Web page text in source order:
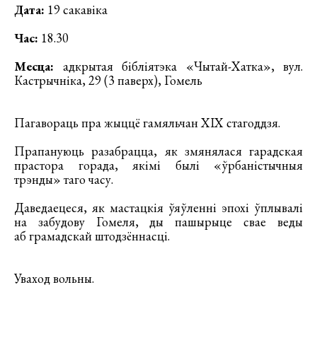
Дата: 19 сакавіка
Час: 18.30
Месца: адкрытая бібліятэка «Чытай-Хатка», вул.
Кастрычніка, 29 (3 паверх), Гомель
Пагавораць пра жыццё гамяльчан ХІХ стагоддзя.
Прапануюць разабрацца, як змянялася гарадская
прастора горада, якімі былі «ўрбаністычныя
трэнды» таго часу.
Даведаецеся, як мастацкія ўяўленні эпохі ўплывалі
на забудову Гомеля, ды пашырыце свае веды
аб грамадскай штодзённасці.
Уваход вольны.